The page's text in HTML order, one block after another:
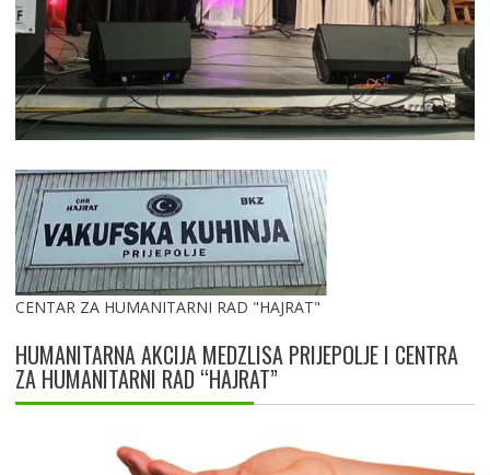
CENTAR ZA HUMANITARNI RAD "HAJRAT"
HUMANITARNA AKCIJA MEDZLISA PRIJEPOLJE I CENTRA
ZA HUMANITARNI RAD “HAJRAT”